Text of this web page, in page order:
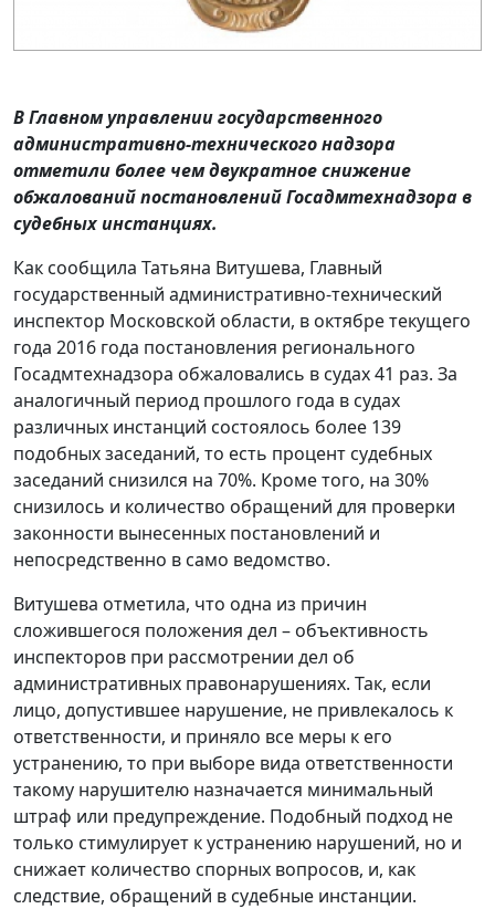
В Главном управлении государственного
административно-технического надзора
отметили более чем двукратное снижение
обжалований постановлений Госадмтехнадзора в
судебных инстанциях.
Как сообщила Татьяна Витушева, Главный
государственный административно-технический
инспектор Московской области, в октябре текущего
года 2016 года постановления регионального
Госадмтехнадзора обжаловались в судах 41 раз. За
аналогичный период прошлого года в судах
различных инстанций состоялось более 139
подобных заседаний, то есть процент судебных
заседаний снизился на 70%. Кроме того, на 30%
снизилось и количество обращений для проверки
законности вынесенных постановлений и
непосредственно в само ведомство.
Витушева отметила, что одна из причин
сложившегося положения дел – объективность
инспекторов при рассмотрении дел об
административных правонарушениях. Так, если
лицо, допустившее нарушение, не привлекалось к
ответственности, и приняло все меры к его
устранению, то при выборе вида ответственности
такому нарушителю назначается минимальный
штраф или предупреждение. Подобный подход не
только стимулирует к устранению нарушений, но и
снижает количество спорных вопросов, и, как
следствие, обращений в судебные инстанции.